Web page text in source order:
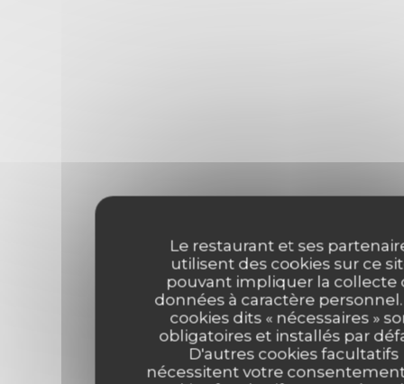
Le restaurant et ses
utilisent des cookies sur ce
pouvant impliquer la collecte
données à caractère personnel.
cookies dits « nécessaires »
obligatoires et installés par
D'autres cookies facultatifs
nécessitent votre